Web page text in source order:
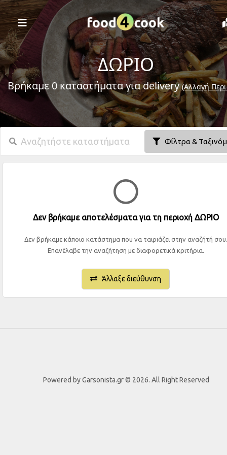
ΔΩΡΙΟ
Βρήκαμε 0 καταστήματα για delivery(Αλλαγή
Φίλτρα &
Δεν βρήκαμε αποτελέσματα για τη περιοχή ΔΩΡΙΟ
Δεν βρήκαμε κάποιο κατάστημα που να ταιριάζει στην αναζήτή σου.
Επανέλαβε την αναζήτηση με διαφορετικά κριτήρια.
Άλλαξε διεύθυνση
Powered by Garsonista.gr © 2026. All Right Reserved